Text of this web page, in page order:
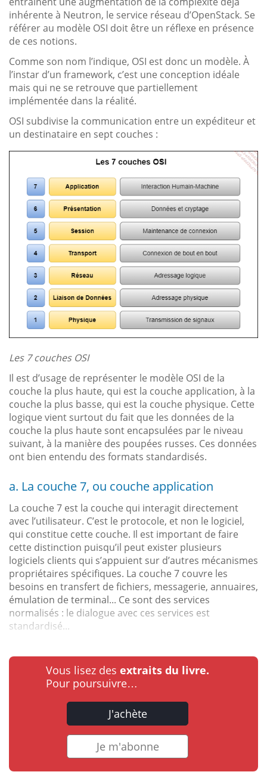
inhérente à Neutron, le service réseau d’OpenStack. Se
référer au modèle OSI doit être un réflexe en présence
de ces notions.
Comme son nom l’indique, OSI est donc un modèle. À
l’instar d’un framework, c’est une conception idéale
mais qui ne se retrouve que partiellement
implémentée dans la réalité.
OSI subdivise la communication entre un expéditeur et
un destinataire en sept couches :
Les 7 couches OSI
Il est d’usage de représenter le modèle OSI de la
couche la plus haute, qui est la couche application, à la
couche la plus basse, qui est la couche physique. Cette
logique vient surtout du fait que les données de la
couche la plus haute sont encapsulées par le niveau
suivant, à la manière des poupées russes. Ces données
ont bien entendu des formats standardisés.
a. La couche 7, ou couche application
La couche 7 est la couche qui interagit directement
avec l’utilisateur. C’est le protocole, et non le logiciel,
qui constitue cette couche. Il est important de faire
cette distinction puisqu’il peut exister plusieurs
logiciels clients qui s’appuient sur d’autres mécanismes
propriétaires spécifiques. La couche 7 couvre les
besoins en transfert de fichiers, messagerie, annuaires,
émulation de terminal... Ce sont des services
normalisés : le dialogue avec ces services est
standardisé...
Vous lisez des extraits du livre.
Pour poursuivre…
J'achète
Je m'abonne